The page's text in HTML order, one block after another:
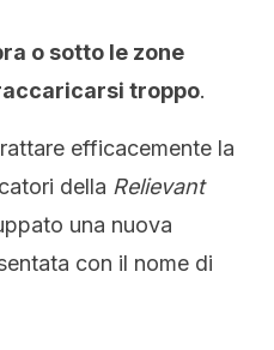
o sotto le zone
troppo.
efficacemente la
della Relievant
una nuova
con il nome di